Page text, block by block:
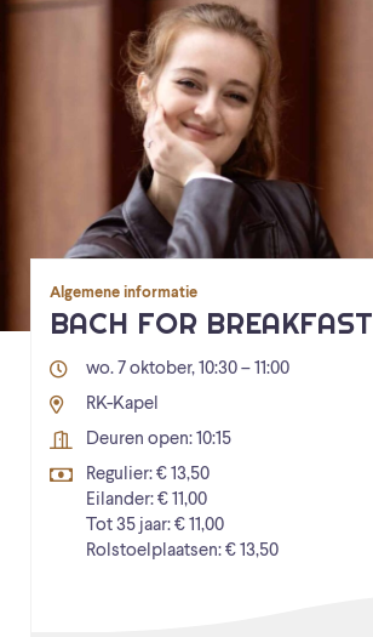
Algemene informatie
BACH FOR BREAKFAST
wo. 7 oktober, 10:30 – 11:00
RK-Kapel
Deuren open: 10:15
Regulier: € 13,50
Eilander: € 11,00
Tot 35 jaar: € 11,00
Rolstoelplaatsen: € 13,50